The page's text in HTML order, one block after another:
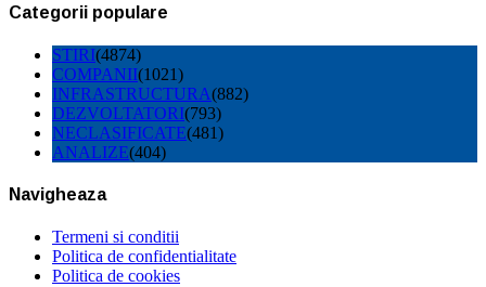
Categorii populare
STIRI(4874)
COMPANII(1021)
INFRASTRUCTURA(882)
DEZVOLTATORI(793)
NECLASIFICATE(481)
ANALIZE(404)
Navigheaza
Termeni si conditii
Politica de confidentialitate
Politica de cookies